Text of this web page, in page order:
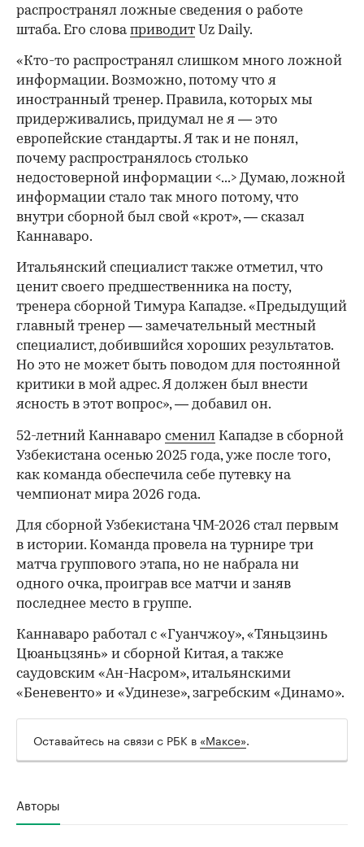
распространял ложные сведения о работе
штаба. Его словаприводит Uz Daily.
«Кто-то распространял слишком много ложной
информации. Возможно, потому что я
иностранный тренер. Правила, которых мы
придерживались, придумал не я — это
европейские стандарты. Я так и не понял,
почему распространялось столько
недостоверной информации <...> Думаю, ложной
информации стало так много потому, что
внутри сборной был свой «крот», — сказал
Каннаваро.
Итальянский специалист также отметил, что
ценит своего предшественника на посту,
тренера сборной Тимура Кападзе. «Предыдущий
главный тренер — замечательный местный
специалист, добившийся хороших результатов.
Но это не может быть поводом для постоянной
критики в мой адрес. Я должен был внести
ясность в этот вопрос», — добавил он.
00:00 00:00
52-летний Каннаваро сменил Кападзе в сборной
Узбекистана осенью 2025 года, уже после того,
как команда обеспечила себе путевку на
чемпионат мира 2026 года.
Для сборной Узбекистана ЧМ-2026 стал первым
в истории. Команда провела на турнире три
матча группового этапа, но не набрала ни
одного очка, проиграв все матчи и заняв
последнее место в группе.
Каннаваро работал с «Гуанчжоу», «Тяньцзинь
Цюаньцзянь» и сборной Китая, а также
саудовским «Ан-Насром», итальянскими
«Беневенто» и «Удинезе», загребским «Динамо».
Оставайтесь на связи с РБК в «Максе».
Авторы